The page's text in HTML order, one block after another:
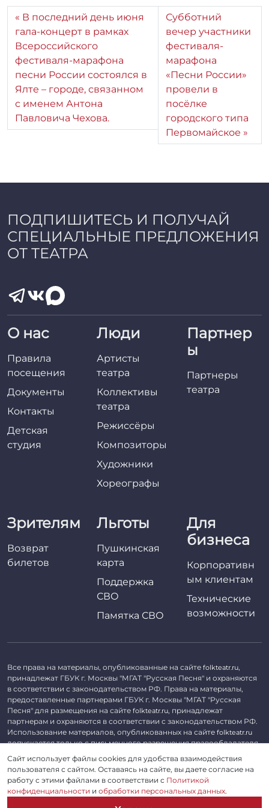
В последний день июня
гала-концерт в рамках
Всероссийского
фестиваля-марафона
песни России состоялся в
Ялте – городе, связанном
с именем Антона
Павловича Чехова.
Субботний
вечер участники
фестиваля-
марафона
«Песни России»
провели в
посёлке
городского типа
Первомайское
ПОДПИШИТЕСЬ И ПОЛУЧАЙ
СПЕЦИАЛЬНЫЕ ПРЕДЛОЖЕНИЯ
ОТ ТЕАТРА
О нас
Правила
посещения
Документы
Контакты
Детская
студия
Люди
Артисты
театра
Коллективы
театра
Режиссёры
Композиторы
Художники
Хореографы
Партнер
ы
Партнеры
театра
Зрителям
Возврат
билетов
Льготы
Пушкинская
карта
Поддержка
СВО
Памятка СВО
Для
бизнеса
Корпоративн
ым клиентам
Технические
возможности
Все права на материалы, опубликованные на сайте folkteatr.ru,
принадлежат ГБУК г. Москвы "МГАТ "Русская Песня" и охраняются
в соответствии с законодательством РФ. Права на материалы,
предоставленные партнерами ГБУК г. Москвы "МГАТ "Русская
Песня" для размещения на сайте folkteatr.ru, принадлежат
партнерам и охраняются в соответствии с законодательством РФ.
Использование материалов, опубликованных на сайте folkteatr.ru
допускается только с письменного разрешения правообладателя.
©2026 ГБУК г. Москвы «МГАТ «Русская песня». ОГРН 1027739279182,
ИНН 7714039052.
Пользовательское соглашение
Сайт использует файлы cookies для удобства взаимодействия
пользователя с сайтом. Оставаясь на сайте, вы даете согласие на
работу с этими файлами в соответствии с Политикой
конфиденциальности и обработки персональных данных.